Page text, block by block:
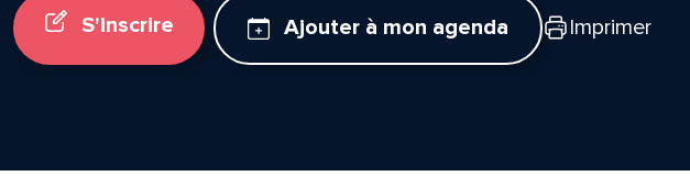
S'inscrire Ajouter à mon agenda Imprimer